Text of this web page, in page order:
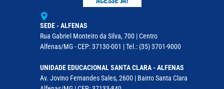
SEDE - ALFENAS
Rua Gabriel Monteiro da Silva, 700 | Centro
Alfenas/MG - CEP: 37130-001 | Tel.: (35) 3701-9000
UNIDADE EDUCACIONAL SANTA CLARA - ALFENAS
Av. Jovino Fernandes Sales, 2600 | Bairro Santa Clara